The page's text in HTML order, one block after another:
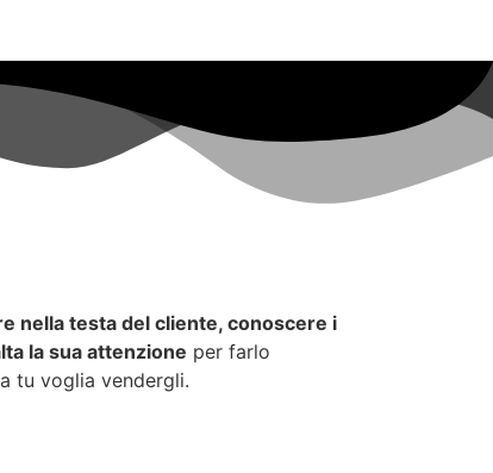
nella testa del cliente, conoscere i
la sua attenzione per farlo
tu voglia vendergli.